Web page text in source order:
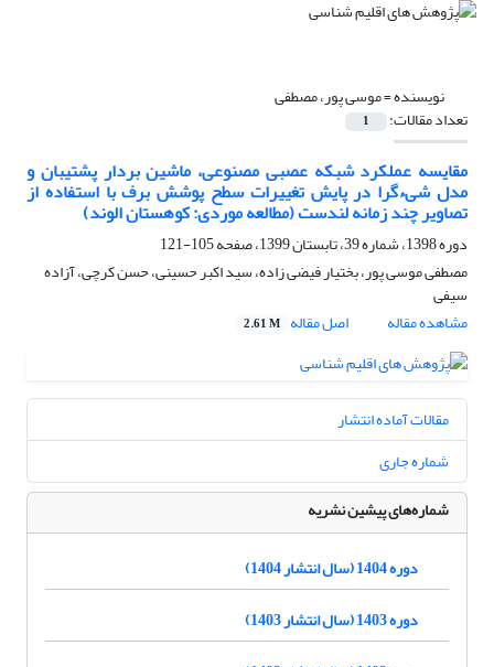
نویسنده =موسی پور، مصطفی
تعداد مقالات: 1
مقایسه عملکرد شبکه عصبی مصنوعی، ماشین بردار پشتیبان و
مدل شیءگرا در پایش تغییرات سطح پوشش برف با استفاده از
تصاویر چند زمانه لندست (مطالعه موردی: کوهستان الوند)
دوره 1398، شماره 39، تابستان 1399، صفحه
105-121
مصطفی موسی پور، بختیار فیضی زاده، سید اکبر حسینی، حسن کرچی، آزاده
سیفی
مشاهده مقاله
اصل مقاله 2.61 M
مقالات آماده انتشار
شماره جاری
شماره‌های پیشین نشریه
دوره 1404 (سال انتشار 1404)
دوره 1403 (سال انتشار 1403)